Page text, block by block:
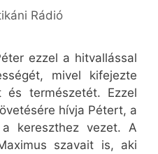
Rádió
ezzel a hitvallással
mivel kifejezte
természetét. Ezzel
hívja Pétert, a
kereszthez vezet. A
szavait is, aki